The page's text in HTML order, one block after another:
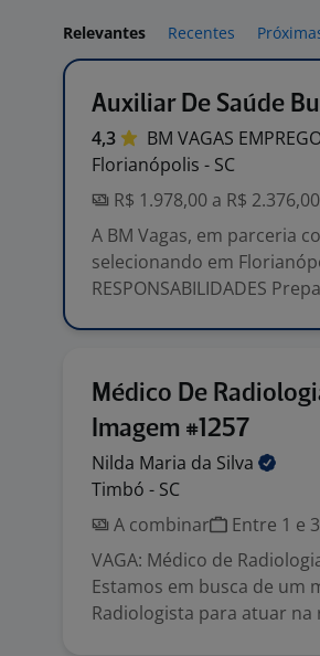
Relevantes Recentes
Auxiliar De Saúde
4,3 BM VAGAS
Florianópolis - SC
R$ 1.978,00 a R$ 2.376,00
A BM Vagas, em parceria
selecionando em
RESPONSABILIDADES
Médico De
Imagem #1257
Nilda Maria da Silva
Timbó - SC
A combinar
Entre 1 e
VAGA: Médico de
Estamos em busca de um
Radiologista para atuar na